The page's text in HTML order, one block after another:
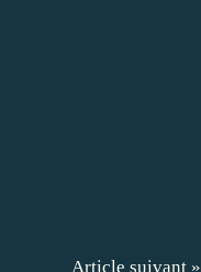
Article suivant »